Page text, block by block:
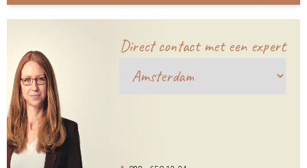
Direct contact met een expert